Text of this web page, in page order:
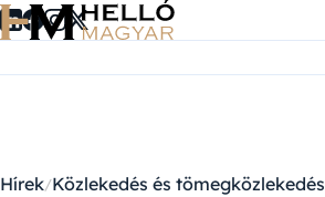
Ugrás a tartalomra
Hírek Közlekedés és tömegközlekedés